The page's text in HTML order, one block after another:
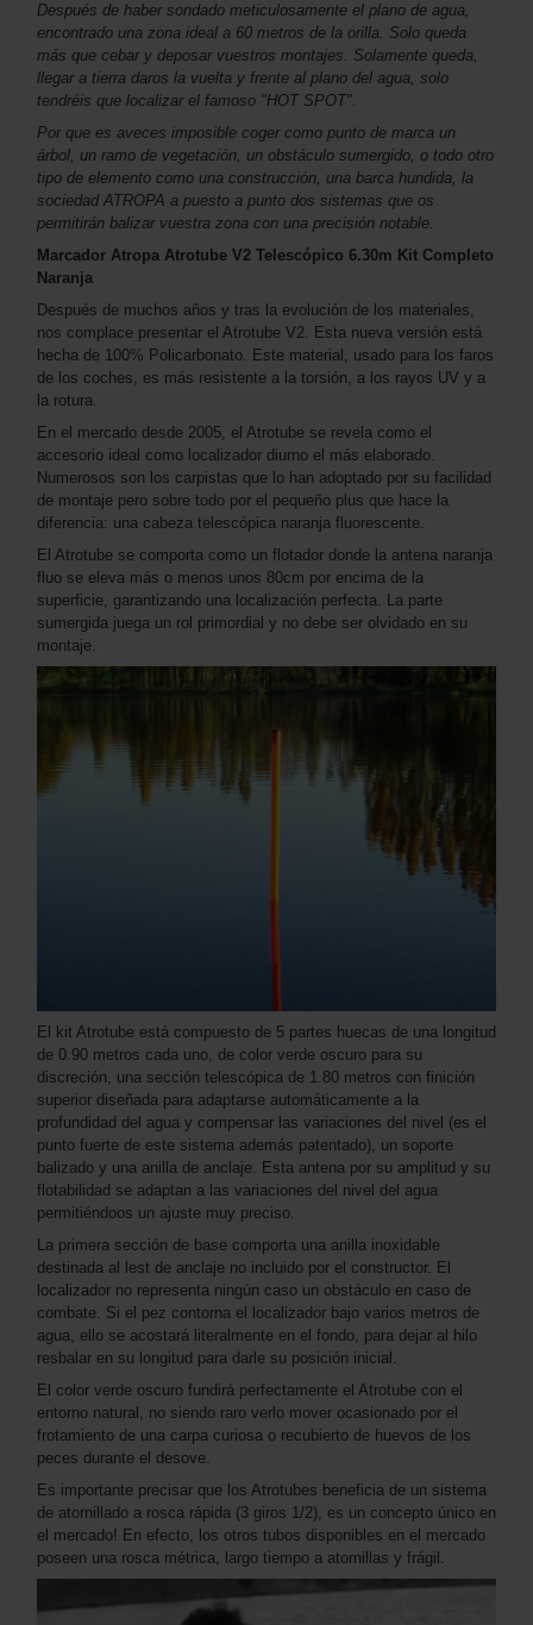
Después de haber sondado meticulosamente el plano de agua,
encontrado una zona ideal a 60 metros de la orilla. Solo queda
más que cebar y deposar vuestros montajes. Solamente queda,
llegar a tierra daros la vuelta y frente al plano del agua, solo
tendréis que localizar el famoso "HOT SPOT".
Por que es aveces imposible coger como punto de marca un
árbol, un ramo de vegetación, un obstáculo sumergido, o todo otro
tipo de elemento como una construcción, una barca hundida, la
sociedad ATROPA a puesto a punto dos sistemas que os
permitirán balizar vuestra zona con una precisión notable.
Marcador Atropa Atrotube V2 Telescópico 6.30m Kit Completo
Naranja
Después de muchos años y tras la evolución de los materiales,
nos complace presentar el Atrotube V2. Esta nueva versión está
hecha de 100% Policarbonato. Este material, usado para los faros
de los coches, es más resistente a la torsión, a los rayos UV y a
la rotura.
En el mercado desde 2005, el Atrotube se revela como el
accesorio ideal como localizador diurno el más elaborado.
Numerosos son los carpistas que lo han adoptado por su facilidad
de montaje pero sobre todo por el pequeño plus que hace la
diferencia: una cabeza telescópica naranja fluorescente.
El Atrotube se comporta como un flotador donde la antena naranja
fluo se eleva más o menos unos 80cm por encima de la
superficie, garantizando una localización perfecta. La parte
sumergida juega un rol primordial y no debe ser olvidado en su
montaje.
El kit Atrotube está compuesto de 5 partes huecas de una longitud
de 0.90 metros cada uno, de color verde oscuro para su
discreción, una sección telescópica de 1.80 metros con finición
superior diseñada para adaptarse automáticamente a la
profundidad del agua y compensar las variaciones del nivel (es el
punto fuerte de este sistema además patentado), un soporte
balizado y una anilla de anclaje. Esta antena por su amplitud y su
flotabilidad se adaptan a las variaciones del nivel del agua
permitiéndoos un ajuste muy preciso.
La primera sección de base comporta una anilla inoxidable
destinada al lest de anclaje no incluido por el constructor. El
localizador no representa ningún caso un obstáculo en caso de
combate. Si el pez contorna el localizador bajo varios metros de
agua, ello se acostará literalmente en el fondo, para dejar al hilo
resbalar en su longitud para darle su posición inicial.
El color verde oscuro fundirá perfectamente el Atrotube con el
entorno natural, no siendo raro verlo mover ocasionado por el
frotamiento de una carpa curiosa o recubierto de huevos de los
peces durante el desove.
Es importante precisar que los Atrotubes beneficia de un sistema
de atornillado a rosca rápida (3 giros 1/2), es un concepto único en
el mercado! En efecto, los otros tubos disponibles en el mercado
poseen una rosca métrica, largo tiempo a atornillas y frágil.